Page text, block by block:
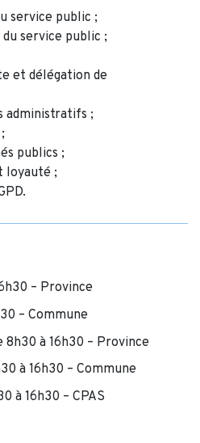
service public ;
service public ;
et délégation de
administratifs ;
publics ;
loyauté ;
– Province
– Commune
à 16h30 – Province
à 16h30 – Commune
à 16h30 – CPAS